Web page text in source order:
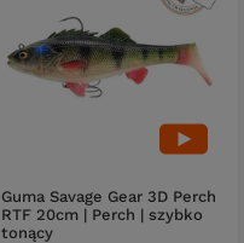
Guma Savage Gear 3D Perch
RTF 20cm | Perch | szybko
tonący